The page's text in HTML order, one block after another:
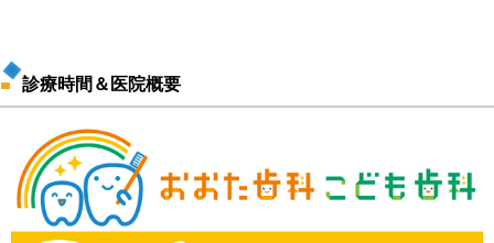
診療時間＆医院概要